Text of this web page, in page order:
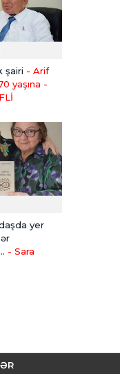
şairi - Arif
yaşına -
yer
- Sara